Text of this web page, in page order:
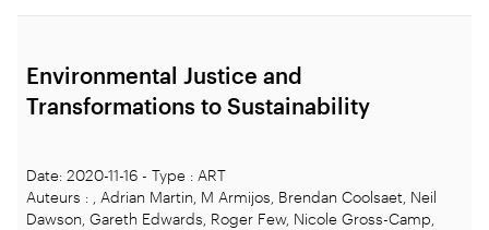
Environmental Justice and
Transformations to Sustainability
Date: 2020-11-16 - Type : ART
Auteurs : , Adrian Martin, M Armijos, Brendan Coolsaet, Neil
Dawson, Gareth Edwards, Roger Few, Nicole Gross-Camp,